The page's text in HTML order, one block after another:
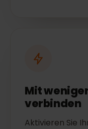
Mit
verbinden
Aktivieren Sie